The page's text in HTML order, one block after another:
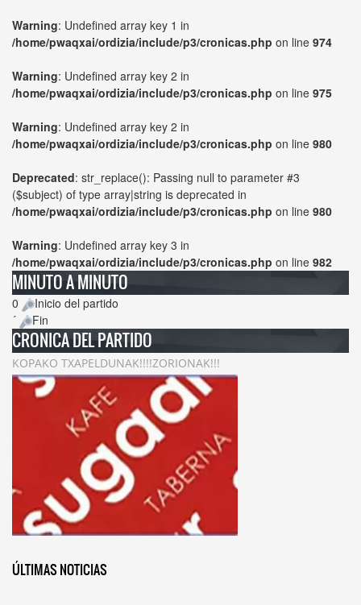
Warning: Undefined array key 1 in
/home/pwaqxai/ordizia/include/p3/cronicas.php on line 974
Warning: Undefined array key 2 in
/home/pwaqxai/ordizia/include/p3/cronicas.php on line 975
Warning: Undefined array key 2 in
/home/pwaqxai/ordizia/include/p3/cronicas.php on line 980
Deprecated: str_replace(): Passing null to parameter #3
($subject) of type array|string is deprecated in
/home/pwaqxai/ordizia/include/p3/cronicas.php on line 980
Warning: Undefined array key 3 in
/home/pwaqxai/ordizia/include/p3/cronicas.php on line 982
MINUTO A MINUTO
0
Inicio del partido
´
Fin
CRONICA DEL PARTIDO
KOPAKO TXAPELDUNAK!!!!ZORIONAK!!!
ÚLTIMAS NOTICIAS